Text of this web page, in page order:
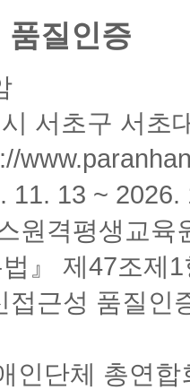
품질인증
서초구 서초
11. 13 ~ 2026.
원격평생교육
법』 제47조
접근성 품질인
인단체 총연